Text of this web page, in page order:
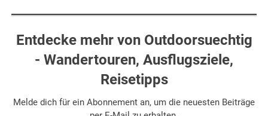
Entdecke mehr von Outdoorsuechtig
- Wandertouren, Ausflugsziele,
Reisetipps
Melde dich für ein Abonnement an, um die neuesten Beiträge